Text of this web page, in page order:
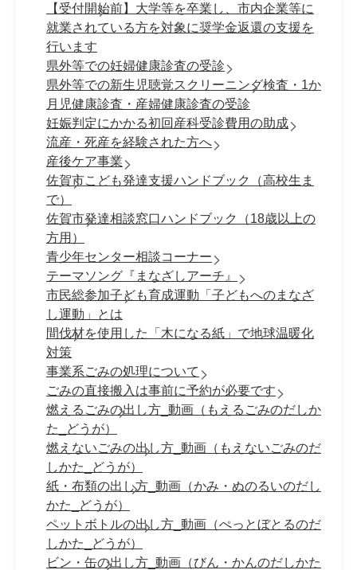
【受付開始前】大学等を卒業し、市内企業等に
就業されている方を対象に奨学金返還の支援を
行います
県外等での妊婦健康診査の受診
県外等での新生児聴覚スクリーニング検査・1か
月児健康診査・産婦健康診査の受診
妊娠判定にかかる初回産科受診費用の助成
流産・死産を経験された方へ
産後ケア事業
佐賀市こども発達支援ハンドブック（高校生ま
で）
佐賀市発達相談窓口ハンドブック（18歳以上の
方用）
青少年センター相談コーナー
テーマソング『まなざしアーチ』
市民総参加子ども育成運動「子どもへのまなざ
し運動」とは
間伐材を使用した「木になる紙」で地球温暖化
対策
事業系ごみの処理について
ごみの直接搬入は事前に予約が必要です
燃えるごみの出し方_動画（もえるごみのだしか
た_どうが）
燃えないごみの出し方_動画（もえないごみのだ
しかた_どうが）
紙・布類の出し方_動画（かみ・ぬのるいのだし
かた_どうが）
ペットボトルの出し方_動画（ぺっとぼとるのだ
しかた_どうが）
ビン・缶の出し方_動画（びん・かんのだしかた